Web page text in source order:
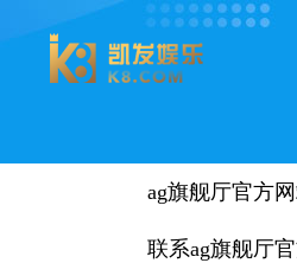
ag旗舰厅官方
联系ag旗舰厅